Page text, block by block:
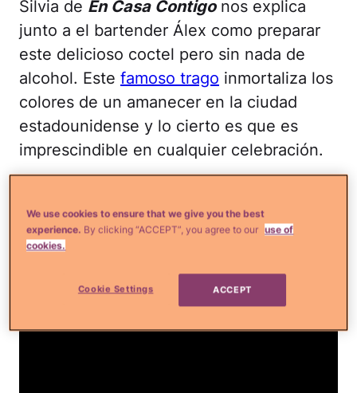
Silvia de En Casa Contigonos explica
junto a el bartender Álex como preparar
este delicioso coctel pero sin nada de
alcohol. Este famoso trago inmortaliza los
colores de un amanecer en la ciudad
estadounidense y lo cierto es que es
imprescindible en cualquier celebración.
Shirley Temple solo
necesita 2 ingredientes.
We use cookies to ensure that we give you the best
experience. By clicking “ACCEPT”, you agree to our use of
cookies.
Cookie Settings ACCEPT